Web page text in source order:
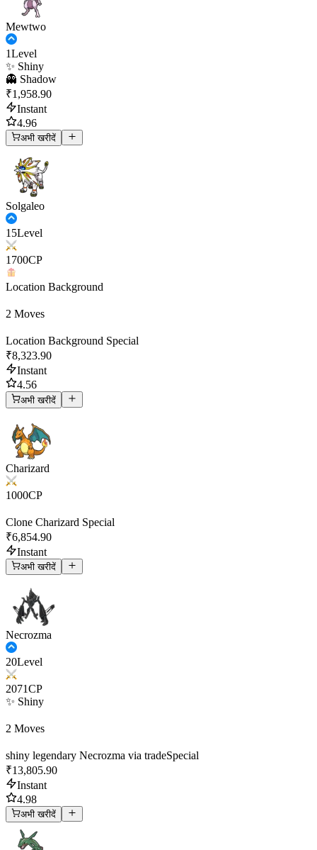
Mewtwo
1Level
✨ Shiny
👻 Shadow
₹1,958.90
Instant
4.96
अभी खरीदें
Solgaleo
15Level
1700CP
Location Background
2 Moves
Location Background Special
₹8,323.90
Instant
4.56
अभी खरीदें
Charizard
1000CP
Clone Charizard Special
₹6,854.90
Instant
अभी खरीदें
Necrozma
20Level
2071CP
✨ Shiny
2 Moves
shiny legendary Necrozma via tradeSpecial
₹13,805.90
Instant
4.98
अभी खरीदें